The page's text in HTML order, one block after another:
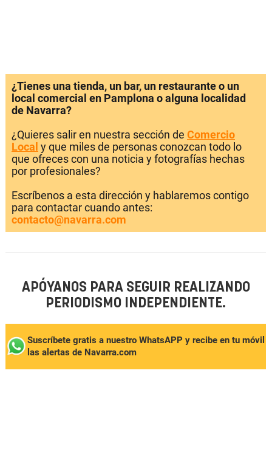
¿Tienes una tienda, un bar, un restaurante o un
local comercial en Pamplona o alguna localidad
de Navarra?
¿Quieres salir en nuestra sección de Comercio
Local y que miles de personas conozcan todo lo
que ofreces con una noticia y fotografías hechas
por profesionales?
Escríbenos a esta dirección y hablaremos contigo
para contactar cuando antes:
contacto@navarra.com
APÓYANOS PARA SEGUIR REALIZANDO
PERIODISMO INDEPENDIENTE.
Suscríbete gratis a nuestro WhatsAPP y recibe en tu móvil
las alertas de Navarra.com